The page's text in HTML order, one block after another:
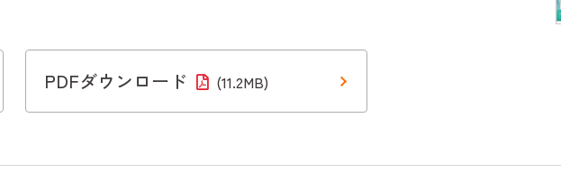
PDFダウンロード (11.2MB)